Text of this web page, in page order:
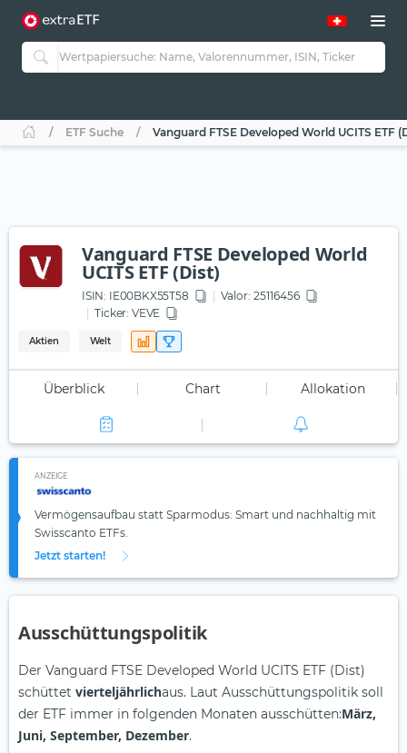
ETF Suche Vanguard FTSE Developed World UCITS ETF
Vanguard FTSE Developed World
UCITS ETF (Dist)
ISIN: IE00BKX55T58
Valor: 25116456
Ticker: VEVE
Aktien Welt
Überblick Chart Allokation
ANZEIGE
Vermögensaufbau statt Sparmodus: Smart und nachhaltig mit
Swisscanto ETFs.
Jetzt starten!
Ausschüttungspolitik
Der Vanguard FTSE Developed World UCITS ETF (Dist)
schüttet vierteljährlichaus. Laut Ausschüttungspolitik soll
der ETF immer in folgenden Monaten ausschütten:März,
Juni, September, Dezember.